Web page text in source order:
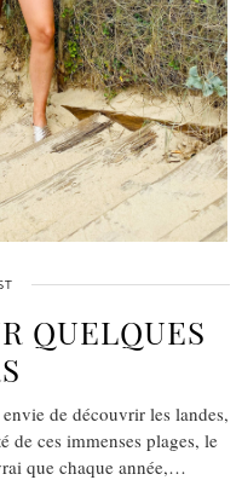
QUELQUES
de découvrir les landes,
de ces immenses plages, le
que chaque année,…